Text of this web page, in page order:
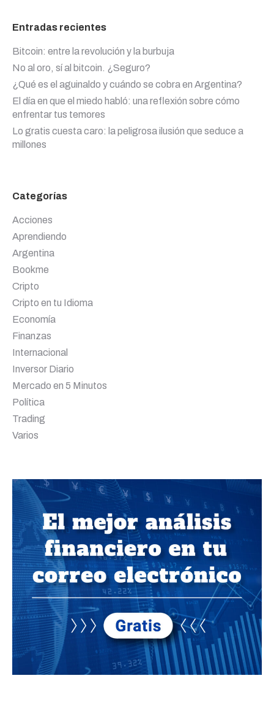
Entradas recientes
Bitcoin: entre la revolución y la burbuja
No al oro, sí al bitcoin. ¿Seguro?
¿Qué es el aguinaldo y cuándo se cobra en Argentina?
El día en que el miedo habló: una reflexión sobre cómo
enfrentar tus temores
Lo gratis cuesta caro: la peligrosa ilusión que seduce a
millones
Categorías
Acciones
Aprendiendo
Argentina
Bookme
Cripto
Cripto en tu Idioma
Economía
Finanzas
Internacional
Inversor Diario
Mercado en 5 Minutos
Política
Trading
Varios